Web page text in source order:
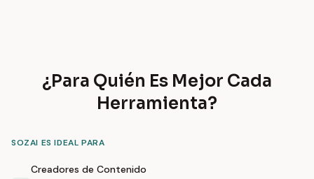
¿Para Quién Es Mejor Cada
Herramienta?
SOZAI ES IDEAL PARA
Creadores de Contenido